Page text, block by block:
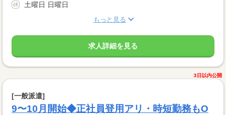
土曜日 日曜日
もっと見る
求人詳細を見る
3日以内公開
[一般派遣]
9〜10月開始◆正社員登用アリ・時短勤務もO